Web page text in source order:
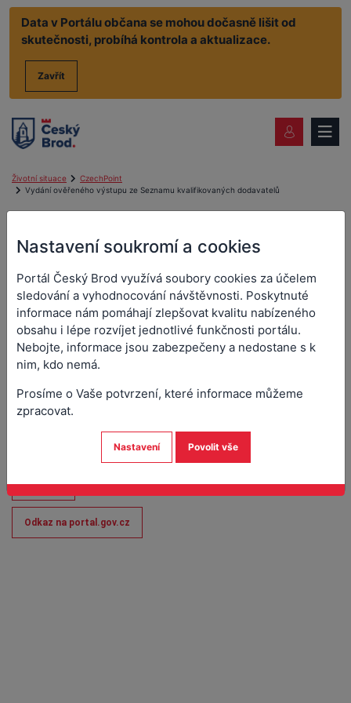
Data v Portálu občana se mohou dočasně lišit od
skutečnosti, probíhá kontrola a aktualizace.
Zavřít
Životní situace
CzechPoint
Vydání ověřeného výstupu ze Seznamu kvalifikovaných dodavatelů
ze Seznamu kvalifikovaných
dodavatelů
Jedná se o vydání výpisu se Seznamu kvalifikovaných
dodavatelů, a to na základě Vaší žádosti. Výpisem ze Seznamu
kvalifikovaných dodavatelů můžete v zadávacím řízení nahradit
doklady prokazující splnění základní a profesní způsobilosti v
Pobočka CzechPoint sídlí na adrese náměstí Arnošta z Pardubic
č.p. 56, přízemí velvo.
Rezervovat termín on-line
Kontakt
Odkaz na portal.gov.cz
Nastavení soukromí a cookies
Portál Český Brod využívá soubory cookies za účelem
sledování a vyhodnocování návštěvnosti. Poskytnuté
informace nám pomáhají zlepšovat kvalitu nabízeného
obsahu i lépe rozvíjet jednotlivé funkčnosti portálu.
Nebojte, informace jsou zabezpečeny a nedostane s k
nim, kdo nemá.
Prosíme o Vaše potvrzení, které informace můžeme
zpracovat.
Nastavení Povolit vše